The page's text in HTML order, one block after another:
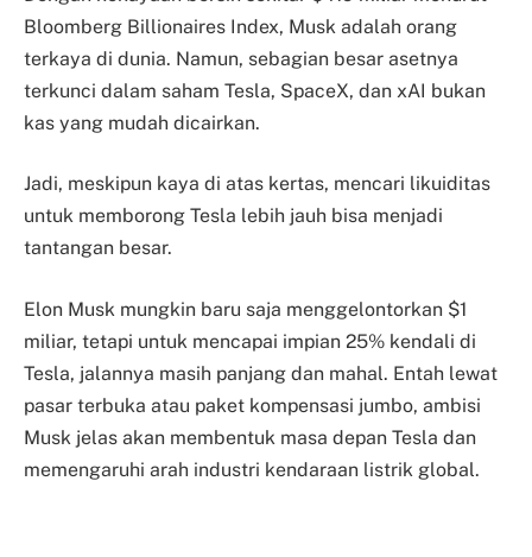
Bloomberg Billionaires Index, Musk adalah orang
terkaya di dunia. Namun, sebagian besar asetnya
terkunci dalam saham Tesla, SpaceX, dan xAI bukan
kas yang mudah dicairkan.
Jadi, meskipun kaya di atas kertas, mencari likuiditas
untuk memborong Tesla lebih jauh bisa menjadi
tantangan besar.
Elon Musk mungkin baru saja menggelontorkan $1
miliar, tetapi untuk mencapai impian 25% kendali di
Tesla, jalannya masih panjang dan mahal. Entah lewat
pasar terbuka atau paket kompensasi jumbo, ambisi
Musk jelas akan membentuk masa depan Tesla dan
memengaruhi arah industri kendaraan listrik global.